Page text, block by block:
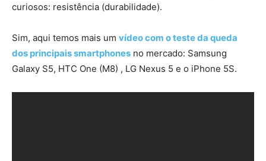
curiosos: resistência (durabilidade).
Sim, aqui temos mais um vídeo com o teste da queda
dos principais smartphones no mercado: Samsung
Galaxy S5, HTC One (M8) , LG Nexus 5 e o iPhone 5S.